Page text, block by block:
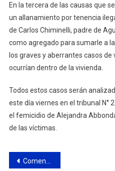
En la tercera de las causas que
un allanamiento por tenencia
de Carlos Chiminelli, padre de
como agregado para sumarle a
los graves y aberrantes casos de
ocurrían dentro de la vivienda.
Todos estos casos serán
este día viernes en el tribunal N°
el femicidio de Alejandra
de las víctimas.
Navegación
Comenzó el juicio por el femicidio de María Alejandra Abbondanza